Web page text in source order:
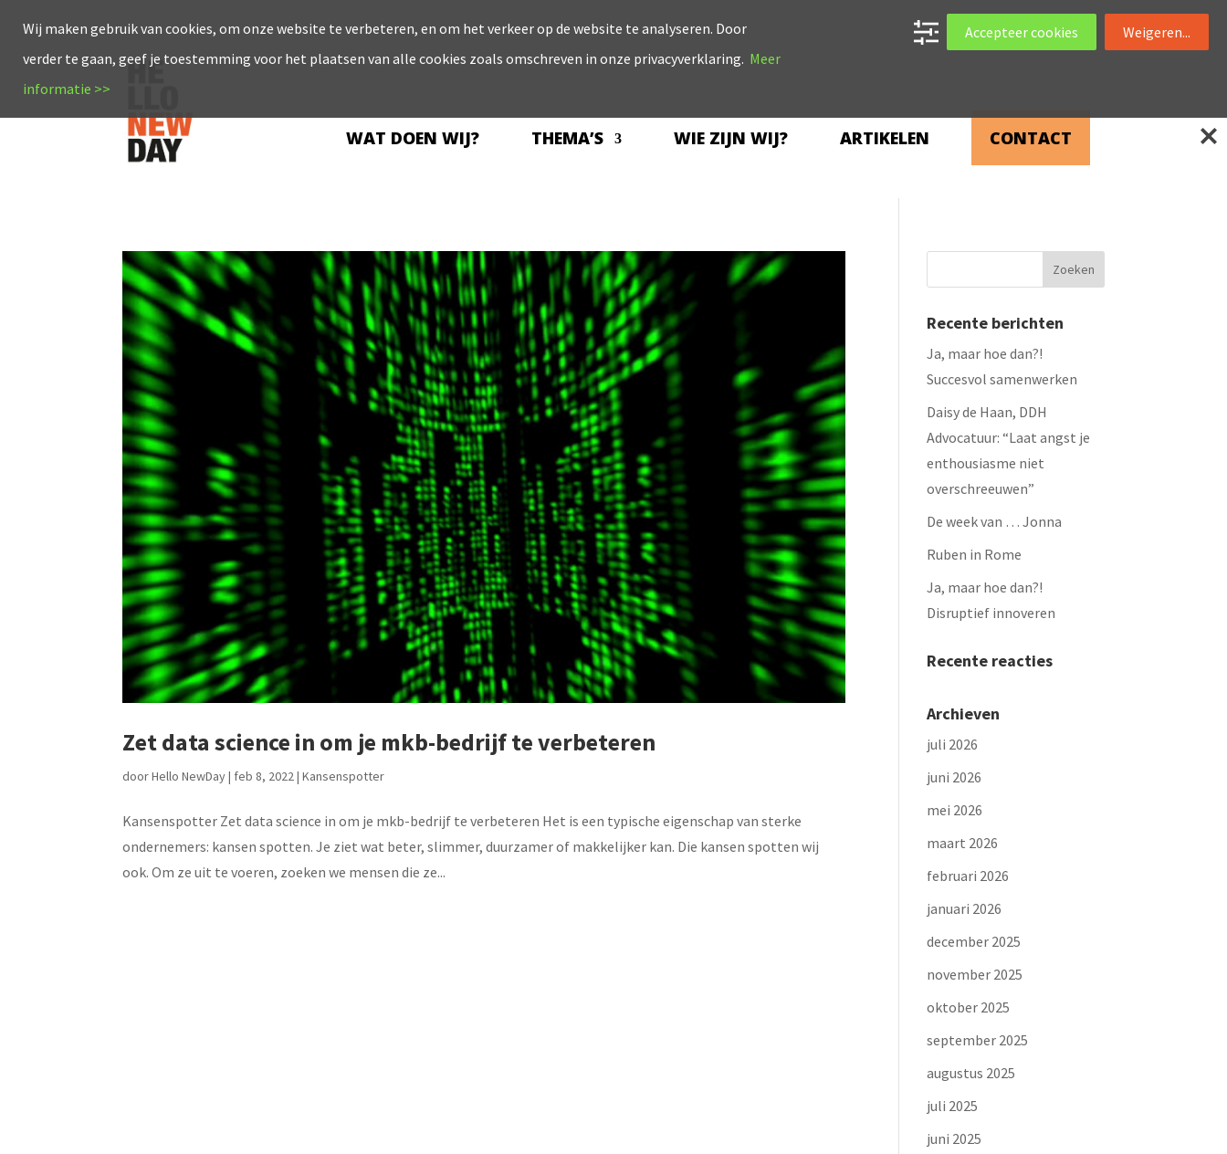
WAT DOEN WIJ? THEMA’S WIE ZIJN WIJ? ARTIKELEN CONTACT
Zet data science in om je mkb-bedrijf te verbeteren
doorHello NewDay| feb 8, 2022 |Kansenspotter
Kansenspotter Zet data science in om je mkb-bedrijf te verbeteren Het is een typische eigenschap van sterke
ondernemers: kansen spotten. Je ziet wat beter, slimmer, duurzamer of makkelijker kan. Die kansen spotten wij
ook. Om ze uit te voeren, zoeken we mensen die ze...
Recente berichten
Ja, maar hoe dan?!
Succesvol samenwerken
Daisy de Haan, DDH
Advocatuur: “Laat angst je
enthousiasme niet
overschreeuwen”
De week van … Jonna
Ruben in Rome
Ja, maar hoe dan?!
Disruptief innoveren
Recente reacties
Archieven
juli 2026
juni 2026
mei 2026
maart 2026
februari 2026
januari 2026
december 2025
november 2025
oktober 2025
september 2025
augustus 2025
juli 2025
juni 2025
Wij maken gebruik van cookies, om onze website te verbeteren, en om het verkeer op de website te analyseren. Door
verder te gaan, geef je toestemming voor het plaatsen van alle cookies zoals omschreven in onze privacyverklaring. Meer
informatie >>
Accepteer cookies Weigeren...